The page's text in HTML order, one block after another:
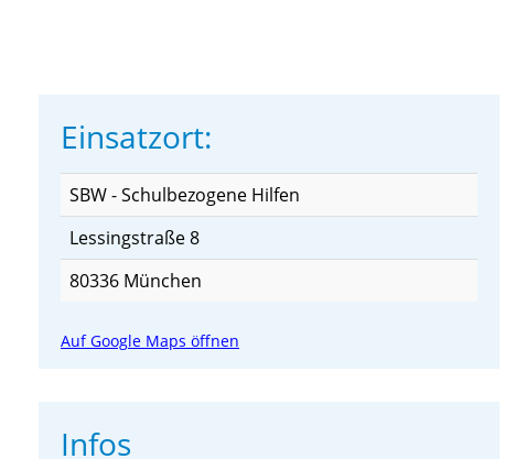
Einsatzort:
SBW - Schulbezogene Hilfen
Lessingstraße 8
80336 München
Auf Google Maps öffnen
Infos